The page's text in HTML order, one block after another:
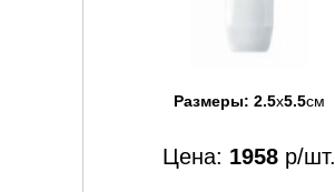
Размеры: 2.5x5.5см
Цена: 1958 р/шт.